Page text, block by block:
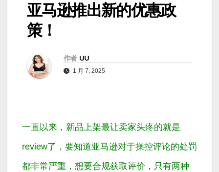
亚马逊推出新的优惠政
策！
作者 UU
1 月 7, 2025
一直以来，新品上架最让卖家头疼的就是
review了，要知道亚马逊对于操控评论的处罚
都非常严重，想要合规获取评价，只有两种